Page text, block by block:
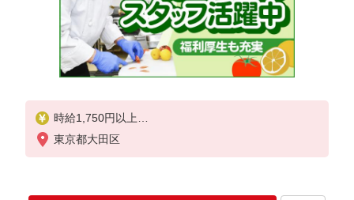
時給1,750円以上
試用期間中 時給1,750円以上(試用期間2ヶ月)
ます。
東京都大田区